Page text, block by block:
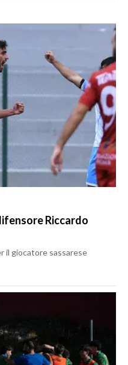
Riccardo
il giocatore sassarese